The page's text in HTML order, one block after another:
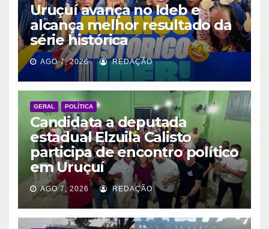
Uruçuí avança no Ideb e
alcança melhor resultado da
série histórica
AGO 7, 2026 REDAÇÃO
GERAL POLÍTICA
Candidata a deputada
estadual Elzuila Calisto
participa de encontro político
em Uruçuí
AGO 7, 2026 REDAÇÃO